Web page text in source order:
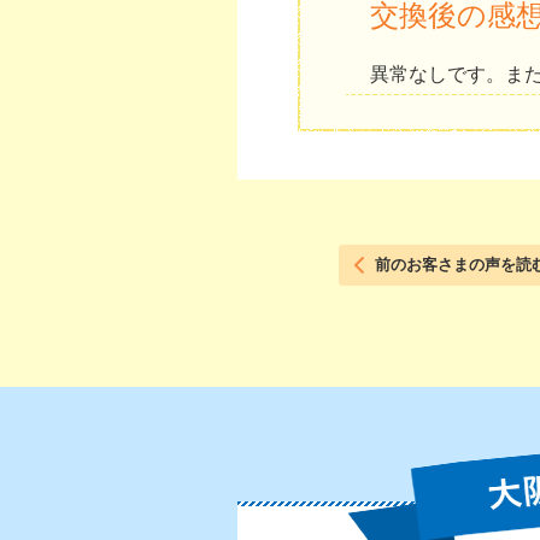
交換後の感
異常なしです。ま
前のお客さまの声を読